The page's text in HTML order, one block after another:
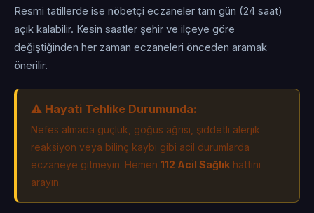
Resmi tatillerde ise nöbetçi eczaneler tam gün (24 saat)
açık kalabilir. Kesin saatler şehir ve ilçeye göre
değiştiğinden her zaman eczaneleri önceden aramak
önerilir.
⚠️ Hayati Tehlike Durumunda:
Nefes almada güçlük, göğüs ağrısı, şiddetli alerjik
reaksiyon veya bilinç kaybı gibi acil durumlarda
eczaneye gitmeyin. Hemen 112 Acil Sağlık hattını
arayın.